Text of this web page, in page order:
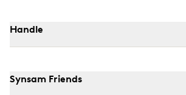
Handle
Synsam Friends